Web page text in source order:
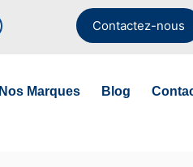
Contactez-nous
Nos Marques Blog